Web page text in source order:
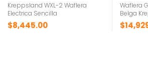
Kreppsland WXL-2 Waflera
Electrica Sencilla
$8,445.00
Waflera
Belga
$